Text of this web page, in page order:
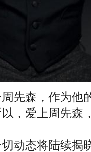
森，作为他
，爱上周先森
态将陆续揭